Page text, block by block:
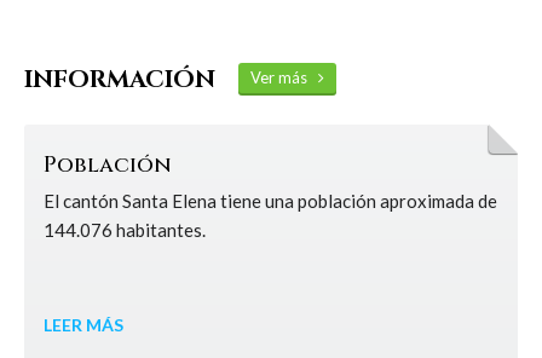
INFORMACIÓN Ver más
Población
El cantón Santa Elena tiene una población aproximada de
144.076 habitantes.
LEER MÁS